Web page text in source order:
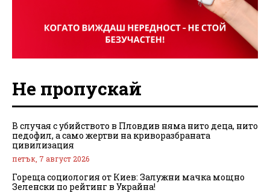
Не пропускай
В случая с убийството в Пловдив няма нито деца, нито
педофил, а само жертви на криворазбраната
цивилизация
петък, 7 август 2026
Гореща социология от Киев: Залужни мачка мощно
Зеленски по рейтинг в Украйна!